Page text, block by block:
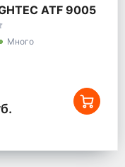
трансмиссий
ATF 9005
Много